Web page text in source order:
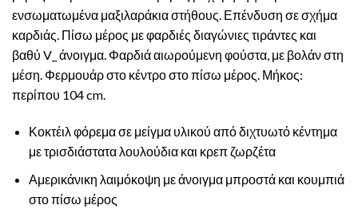
ενσωματωμένα μαξιλαράκια στήθους. Επένδυση σε σχήμα
καρδιάς. Πίσω μέρος με φαρδιές διαγώνιες τιράντες και
βαθύ V_ άνοιγμα. Φαρδιά αιωρούμενη φούστα, με βολάν στη
μέση. Φερμουάρ στο κέντρο στο πίσω μέρος. Μήκος:
περίπου 104 cm.
Κοκτέιλ φόρεμα σε μείγμα υλικού από διχτυωτό κέντημα
με τρισδιάστατα λουλούδια και κρεπ ζωρζέτα
Αμερικάνικη λαιμόκοψη με άνοιγμα μπροστά και κουμπιά
στο πίσω μέρος